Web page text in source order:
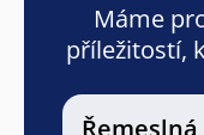
Máme
příležitostí,